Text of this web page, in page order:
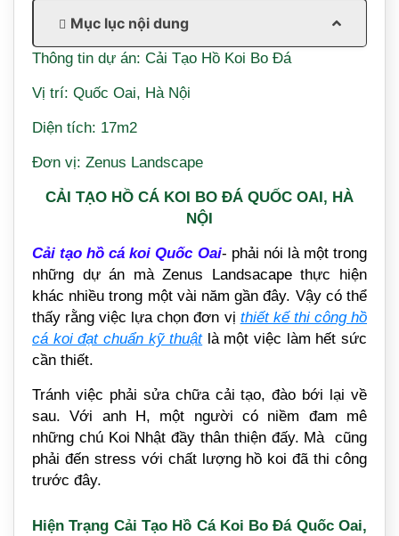
Mục lục nội dung
Thông tin dự án: Cải Tạo Hồ Koi Bo Đá
Vị trí: Quốc Oai, Hà Nội
Diện tích: 17m2
Đơn vị: Zenus Landscape
CẢI TẠO HỒ CÁ KOI BO ĐÁ QUỐC OAI, HÀ
NỘI
Cải tạo hồ cá koi Quốc Oai- phải nói là một trong
những dự án mà Zenus Landsacape thực hiện
khác nhiều trong một vài năm gần đây. Vậy có thể
thấy rằng việc lựa chọn đơn vị thiết kế thi công hồ
cá koi đạt chuẩn kỹ thuật là một việc làm hết sức
cần thiết.
Tránh việc phải sửa chữa cải tạo, đào bới lại về
sau. Với anh H, một người có niềm đam mê
những chú Koi Nhật đầy thân thiện đấy. Mà cũng
phải đến stress với chất lượng hồ koi đã thi công
trước đây.
Hiện Trạng Cải Tạo Hồ Cá Koi Bo Đá Quốc Oai,